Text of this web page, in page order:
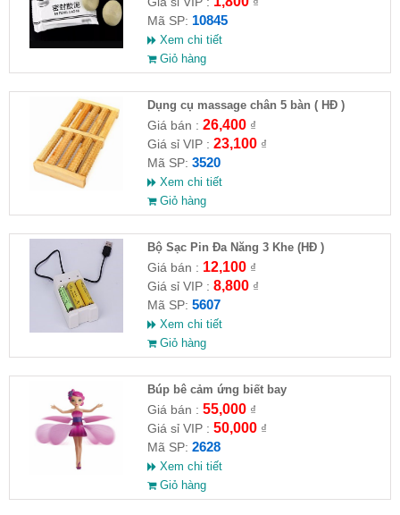
Mã SP: 10845
Xem chi tiết
Giỏ hàng
Dụng cụ massage chân 5 bàn ( HĐ )
Giá bán : 26,400₫
Giá sỉ VIP : 23,100₫
Mã SP: 3520
Xem chi tiết
Giỏ hàng
Bộ Sạc Pin Đa Năng 3 Khe (HĐ )
Giá bán : 12,100₫
Giá sỉ VIP : 8,800₫
Mã SP: 5607
Xem chi tiết
Giỏ hàng
​Búp bê cảm ứng biết bay
Giá bán : 55,000₫
Giá sỉ VIP : 50,000₫
Mã SP: 2628
Xem chi tiết
Giỏ hàng